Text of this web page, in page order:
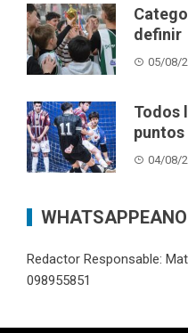
definir
05/08/
Todos
puntos
04/08/
Redactor Responsable:
098955851